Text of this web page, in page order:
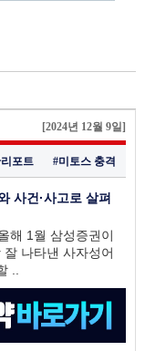
[2024년 12월 9일]
포트 #미토스 충격
사건·사고로 살펴
해 1월 삼성증권이
나타낸 사자성어
..